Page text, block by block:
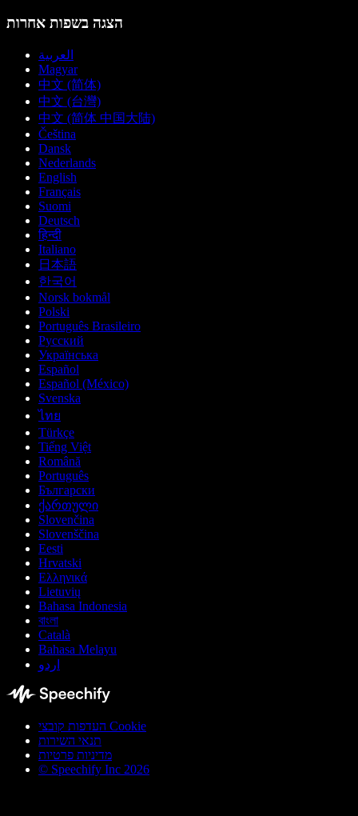
הצגה בשפות אחרות
العربية
Magyar
中文 (简体)
中文 (台灣)
中文 (简体 中国大陆)
Čeština
Dansk
Nederlands
English
Français
Suomi
Deutsch
हिन्दी
Italiano
日本語
한국어
Norsk bokmål
Polski
Português Brasileiro
Русский
Українська
Español
Español (México)
Svenska
ไทย
Türkçe
Tiếng Việt
Română
Português
Български
ქართული
Slovenčina
Slovenščina
Eesti
Hrvatski
Ελληνικά
Lietuvių
Bahasa Indonesia
বাংলা
Català
Bahasa Melayu
اردو
העדפות קובצי Cookie
תנאי השירות
מדיניות פרטיות
© Speechify Inc 2026